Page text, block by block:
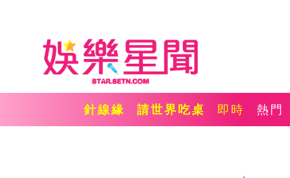
針線緣 請世界吃桌 即時 熱門